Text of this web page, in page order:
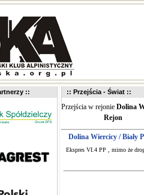
:: :: Przejścia - Świat ::
Przejścia w rejonie Dolina
Rejon
Dolina Wiercicy / Biały
Ekspres VI.4 PP , mimo że